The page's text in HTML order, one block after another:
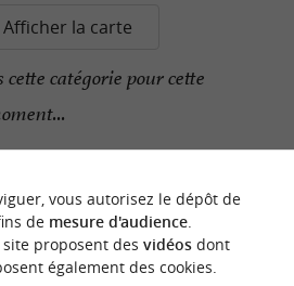
Afficher la carte
catégorie pour cette
n
o
t
r
e
c
o
u
p
d
e
c
o
e
u
r
vous autorisez le dépôt de
de mesure d'audience.
proposent des vidéosdont
également des cookies.